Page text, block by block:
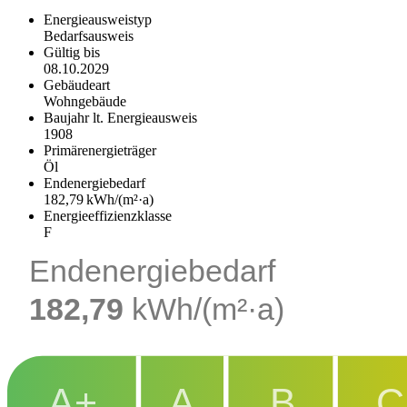
Energieausweistyp
Bedarfs­ausweis
Gültig bis
08.10.2029
Gebäudeart
Wohngebäude
Baujahr lt. Energieausweis
1908
Primärenergieträger
Öl
Endenergie­bedarf
182,79 kWh/(m²·a)
Energie­effizienz­klasse
F
Endenergiebedarf
182,79 kWh/(m²·a)